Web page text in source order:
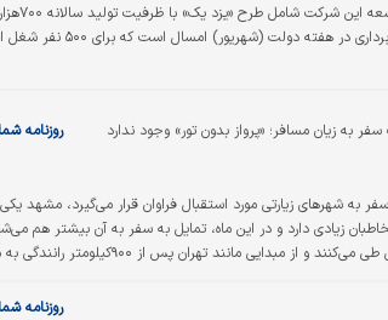
ایرنا : مدیرعامل شرکت فولاد
بولت‌‌‌های آلیاژی و مهندسی و با پیشرفت بالای ۹۵‌درصد آماده بهره‌برداری در هفته دولت
به زیان مسافر؛ «پرواز بدون تور» وجود ندارد روزنامه شماره
به شهرهای زیارتی مورد استقبال فراوان قرار می‌‌‌گیرد، مشهد
زیادی دارد و در این ماه، تمایل به سفر به آن بیشتر هم
این مسیر را با ماشین شخصی طی می‌‌‌کنند و از مبدایی مانند تهران پس از
کنار گزینه ماشین شخصی، سفر به مشهد با هواپیما، قطار و
روزنامه شماره